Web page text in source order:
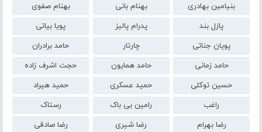
بنیامین بهادری
بهنام بانی
بهنام صفوی
پازل بند
پدرام پالیز
پویا بیاتی
پویان جناتی
چارتار
حامد برادران
حامد زمانی
حامد همایون
حجت اشرف زاده
حسین توکلی
حمید عسکری
حمید هیراد
راغب
رامین بی باک
رستاک
رضا بهرام
رضا شیری
رضا صادقی